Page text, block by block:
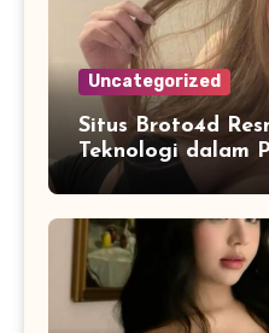
Uncategorized
Situs Broto4d
Teknologi dalam
Platform Online